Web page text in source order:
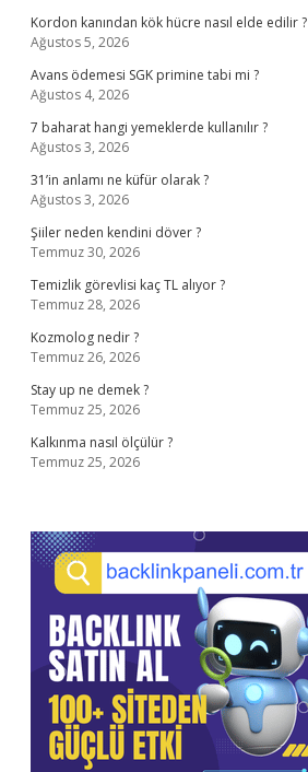
Kordon kanından kök hücre nasıl elde edilir ?
Ağustos 5, 2026
Avans ödemesi SGK primine tabi mi ?
Ağustos 4, 2026
7 baharat hangi yemeklerde kullanılır ?
Ağustos 3, 2026
31’in anlamı ne küfür olarak ?
Ağustos 3, 2026
Şiiler neden kendini döver ?
Temmuz 30, 2026
Temizlik görevlisi kaç TL alıyor ?
Temmuz 28, 2026
Kozmolog nedir ?
Temmuz 26, 2026
Stay up ne demek ?
Temmuz 25, 2026
Kalkınma nasıl ölçülür ?
Temmuz 25, 2026